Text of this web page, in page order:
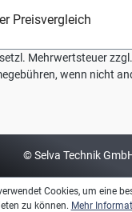
Mehrwertsteuer
wenn nicht
© Selva Technik
Cookies, um eine
zu können. Mehr